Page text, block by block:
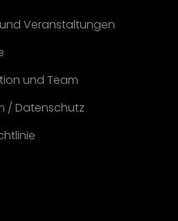
Veranstaltungen
und Team
/ Datenschutz